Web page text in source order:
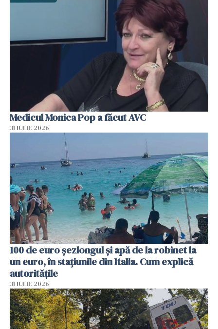
Medicul Monica Pop a făcut AVC
31 IULIE 2026
100 de euro șezlongul și apă de la robinet la
un euro, în stațiunile din Italia. Cum explică
autoritățile
31 IULIE 2026